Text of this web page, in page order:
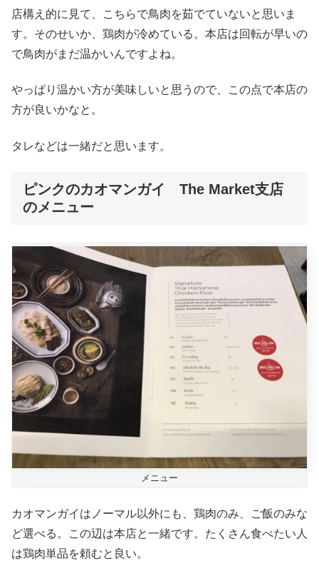
店構え的に見て、こちらで鳥肉を茹でていないと思いま
す。そのせいか、鶏肉が冷めている。本店は回転が早いの
で鳥肉がまだ温かいんですよね。
やっぱり温かい方が美味しいと思うので、この点で本店の
方が良いかなと。
タレなどは一緒だと思います。
ピンクのカオマンガイ The Market支店
のメニュー
メニュー
カオマンガイはノーマル以外にも、鶏肉のみ、ご飯のみな
ど選べる。この辺は本店と一緒です。たくさん食べたい人
は鶏肉単品を頼むと良い。